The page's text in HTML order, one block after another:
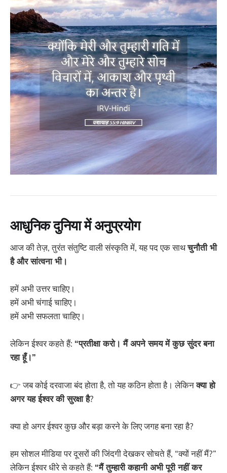
आधुनिक दुनिया में अनुप्रयोग
आज की तेज़, तुरंत संतुष्टि वाली संस्कृति में, यह पद एक साथचुनौती भी
है और सांत्वना भी।
हमें अभी उत्तर चाहिए।
हमें अभी चंगाई चाहिए।
हमें अभी सफलता चाहिए।
लेकिन ईश्वर कहते हैं: “प्रतीक्षा करो। मैं अपने समय में कुछ सुंदर बना
रहा हूँ।”
👉 जब कोई दरवाजा बंद होता है, तो यह कठिन होता है। लेकिनक्या हो
अगर यह ईश्वर की सुरक्षा है?
क्या हो अगर ईश्वर कुछ और बड़ा करने के लिए जगह बना रहा है?
हम सोशल मीडिया पर दूसरों की जिंदगी देखकर सोचते हैं, “क्यों नहीं मैं?”
लेकिन ईश्वर धीरे से कहते हैं: “मैं तुम्हारी कहानी अभी पूरी नहीं कर